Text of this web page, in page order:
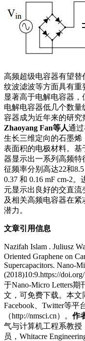
高频超级电容器有望
纹波滤波等方面具有
显著高于电解电容器
电解电容器低几个数
容器成为近年来的研究
Zhaoyang Fan等人通
生长三维定向的石墨烯
表面积的电极材料。基
器显示出一系列高频特
征频率分别高达22和
0.37 和 0.16 mF cm-2
元显示出良好的交直
及相关高频电容器在
潜力。
文章引用信息
Nazifah Islam . Juliusz
Oriented Graphene on
Supercapacitors. Nano-
(2018)10:9.https://
于Nano-Micro Letters
文，可免费下载。本文
Facebook、Twitter等
（http://nmsci.cn）。 作
气与计算机工程系教授
员，Whitacre